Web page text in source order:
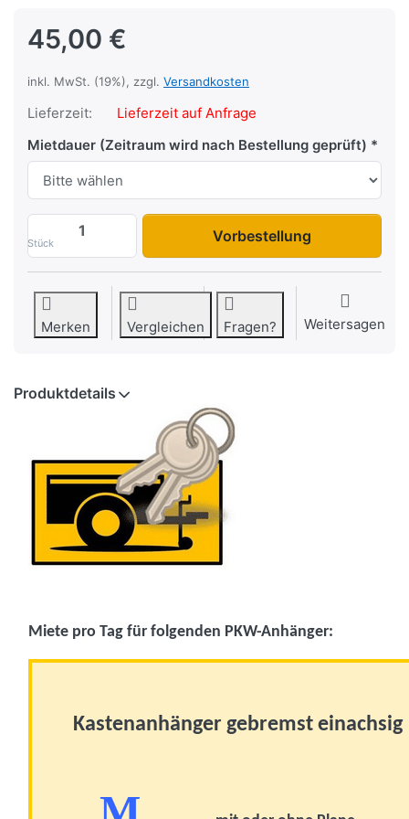
45,00 €
inkl. MwSt. (19%), zzgl. Versandkosten
Lieferzeit:
Lieferzeit auf Anfrage
Mietdauer (Zeitraum wird nach Bestellung geprüft)
Stück Vorbestellung
Merken Vergleichen Fragen? Weitersagen
Produktdetails
Miete pro Tag für folgenden PKW-Anhänger:
Kastenanhänger gebremst